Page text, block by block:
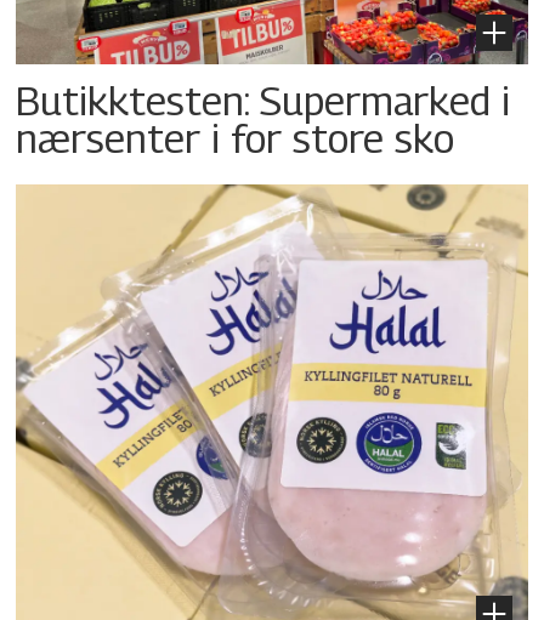
Butikktesten: Supermarked i
nærsenter i for store sko